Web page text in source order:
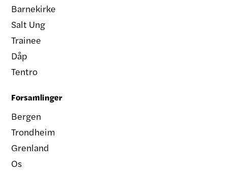
Barnekirke
Salt Ung
Trainee
Dåp
Tentro
Forsamlinger
Bergen
Trondheim
Grenland
Os